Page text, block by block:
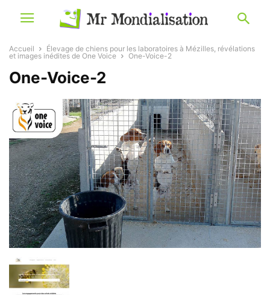
Accueil
Élevage de chiens pour les laboratoires à Mézilles, révélations
et images inédites de One Voice
One-Voice-2
One-Voice-2